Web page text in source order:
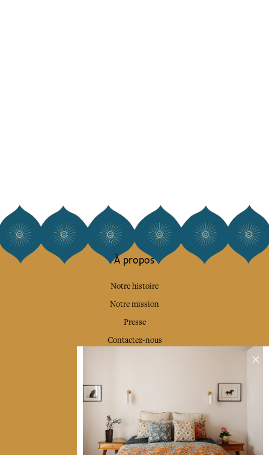
À propos
Notre histoire
Notre mission
Presse
Contactez-nous
Déco & Linge de maison
Linge de table
Sacs & pochettes